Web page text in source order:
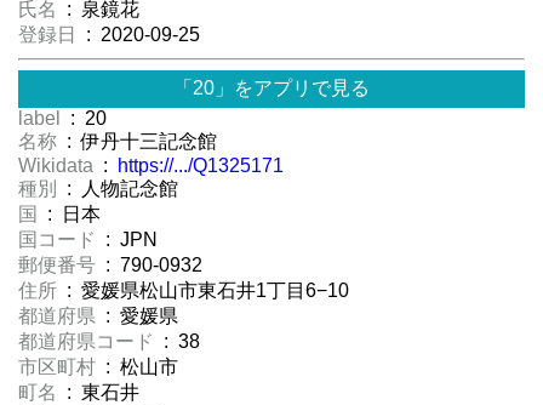
氏名
: 泉鏡花
登録日
: 2020-09-25
「20」をアプリで見る
label
: 20
名称 : 伊丹十三記念館
Wikidata :
https://.../Q1325171
種別
: 人物記念館
国
: 日本
国コード
: JPN
郵便番号 : 790-0932
住所 : 愛媛県松山市東石井1丁目6−10
都道府県 : 愛媛県
都道府県コード
: 38
市区町村 : 松山市
町名
: 東石井